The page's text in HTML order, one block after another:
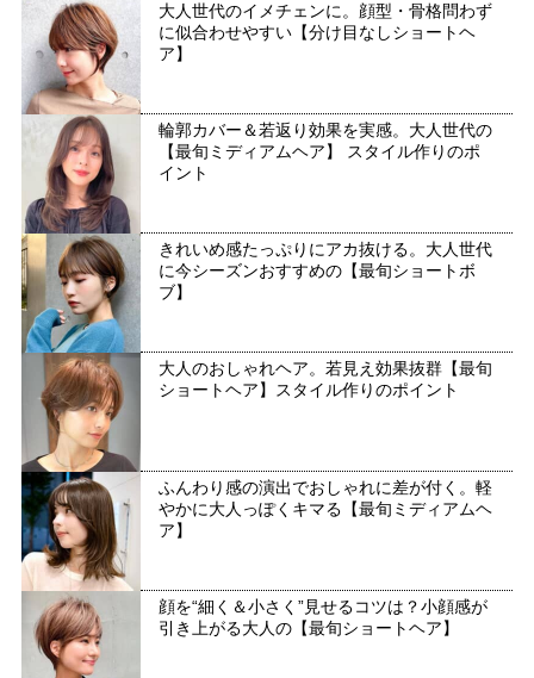
大人世代のイメチェンに。顔型・骨格問わず
に似合わせやすい【分け目なしショートヘ
ア】
輪郭カバー＆若返り効果を実感。大人世代の
【最旬ミディアムヘア】 スタイル作りのポ
イント
きれいめ感たっぷりにアカ抜ける。大人世代
に今シーズンおすすめの【最旬ショートボ
ブ】
大人のおしゃれヘア。若見え効果抜群【最旬
ショートヘア】スタイル作りのポイント
ふんわり感の演出でおしゃれに差が付く。軽
やかに大人っぽくキマる【最旬ミディアムヘ
ア】
顔を“細く＆小さく”見せるコツは？小顔感が
引き上がる大人の【最旬ショートヘア】